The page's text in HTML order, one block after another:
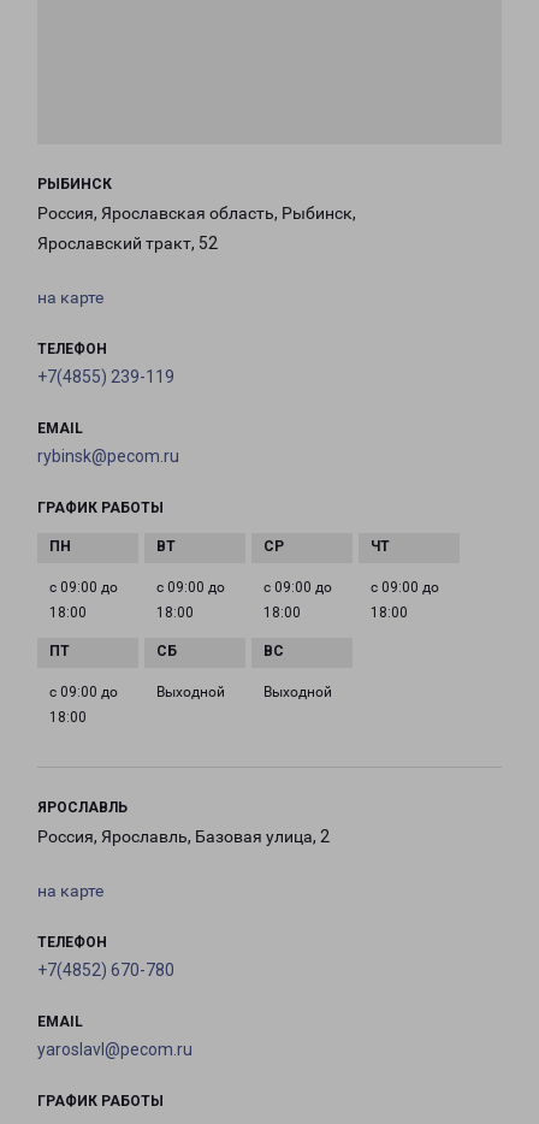
РЫБИНСК
Россия, Ярославская область, Рыбинск,
Ярославский тракт, 52
на карте
ТЕЛЕФОН
+7(4855) 239-119
EMAIL
rybinsk@pecom.ru
ГРАФИК РАБОТЫ
с 09:00 до
18:00
с 09:00 до
18:00
с 09:00 до
18:00
с 09:00 до
18:00
с 09:00 до
18:00
Выходной Выходной
ЯРОСЛАВЛЬ
Россия, Ярославль, Базовая улица, 2
на карте
ТЕЛЕФОН
+7(4852) 670-780
EMAIL
yaroslavl@pecom.ru
ГРАФИК РАБОТЫ